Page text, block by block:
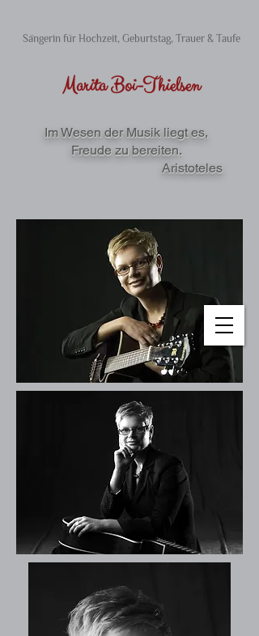
Sängerin für Hochzeit, Geburtstag, Trauer & Taufe
Marita Boi​-Thielsen
Im Wesen der Musik liegt es,
Freude zu bereiten.
Aristoteles